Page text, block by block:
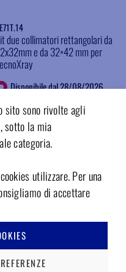
sito sono rivolte agli
sotto la mia
categoria.
utilizzare. Per una
di accettare
due collimatori rettangolari da
e da 32×42 mm per
Disponibile dal 28/08/2026
Accedi per il prezzo
INFO